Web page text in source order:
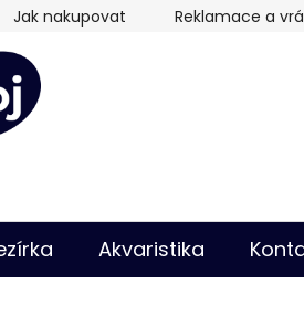
Jak nakupovat Reklamace a
Akvaristika